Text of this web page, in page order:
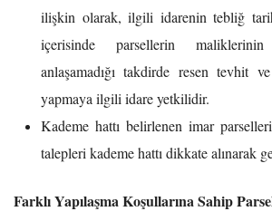
ilişkin olarak, ilgili idarenin tebliğ
içerisinde parsellerin
anlaşamadığı takdirde resen tevhit
yapmaya ilgili idare yetkilidir.
Kademe hattı belirlenen imar
talepleri kademe hattı dikkate alınarak
Farklı Yapılaşma Koşullarına Sahip